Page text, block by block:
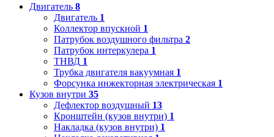
Двигатель 8
Двигатель 1
Коллектор впускной 1
Патрубок воздушного фильтра 2
Патрубок интеркулера 1
ТНВД 1
Трубка двигателя вакуумная 1
Форсунка инжекторная электрическая 1
Кузов внутри 35
Дефлектор воздушный 13
Кронштейн (кузов внутри) 1
Накладка (кузов внутри) 1